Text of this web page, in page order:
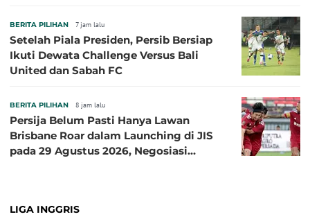
BERITA PILIHAN 7 jam lalu
Setelah Piala Presiden, Persib Bersiap
Ikuti Dewata Challenge Versus Bali
United dan Sabah FC
BERITA PILIHAN 8 jam lalu
Persija Belum Pasti Hanya Lawan
Brisbane Roar dalam Launching di JIS
pada 29 Agustus 2026, Negosiasi
LIGA INGGRIS